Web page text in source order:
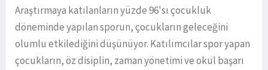
Araştırmaya katılanların yüzde 96'sı çocukluk
döneminde yapılan sporun, çocukların geleceğini
olumlu etkilediğini düşünüyor. Katılımcılar spor yapan
çocukların, öz disiplin, zaman yönetimi ve okul başarı